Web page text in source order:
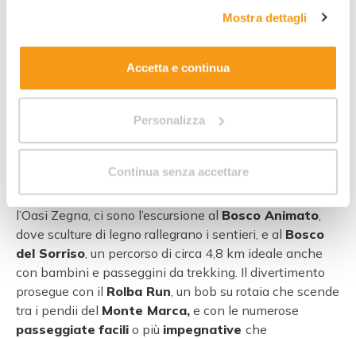
. Allo stesso link trovi la nostra informativa
estesa sui cookie.
Mostra dettagli
Accetta e continua
Personalizza
Continua senza accettare
Valdilana – Zegna
dove le
possono vivere vacanze all’aria aperta tra
boschi, vallate e tanteattività adatte ai bambini.
naturale che si estende per oltre 100 km²
prati e faggete, perfetta per passeggiate semplici,
escursioni e giochi all’aperto in ogni stagione.
Tra leesperienze per famiglieda non perdere presso
l’Oasi Zegna, ci sono l’escursione al Bosco Animato
dove sculture di legno rallegrano i sentieri, e al Bosco
del Sorriso , un percorso di circa 4,8 km ideale anche
con bambini e passeggini da trekking. Il divertimento
prosegue con il Rolba Run , un bob su rotaia che scende
tra i pendii del Monte Marca, e con le numerose
passeggiate facili o più impegnative che